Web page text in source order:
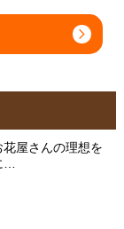
花屋さんの理想を
…